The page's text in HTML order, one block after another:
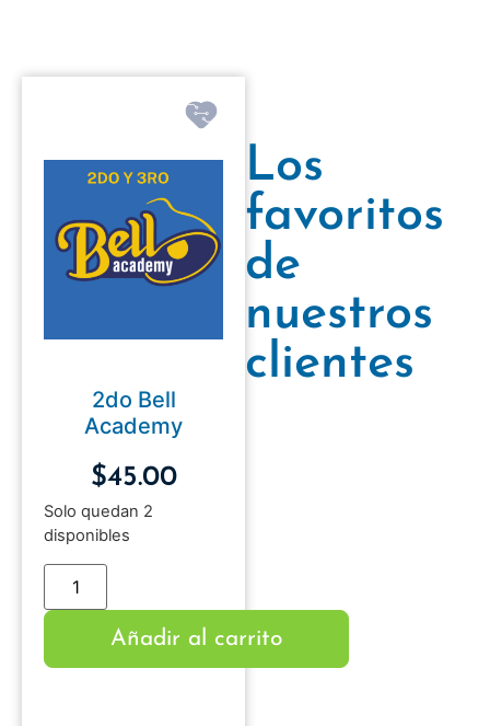
2do Bell
Academy
$45.00
Solo quedan 2
disponibles
Añadir al carrito
Los
favoritos
de
nuestros
clientes